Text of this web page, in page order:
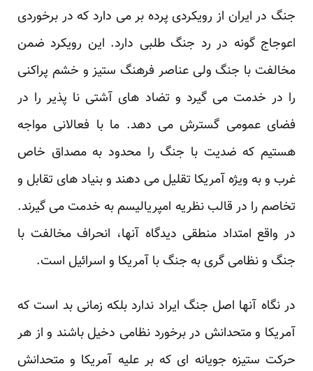
جنگ در ایران از رویکردی پرده بر می دارد که در برخوردی
اعوجاج گونه در رد جنگ طلبی دارد. این رویکرد ضمن
مخالفت با جنگ ولی عناصر فرهنگ ستیز و خشم پراکنی
را در خدمت می گیرد و تضاد های آشتی نا پذیر را در
فضای عمومی گسترش می دهد. ما با فعالانی مواجه
هستیم که ضدیت با جنگ را محدود به مصداق خاص
غرب و به ویژه آمریکا تقلیل می دهند و بنیاد های تقابل و
تخاصم را در قالب نظریه امپریالیسم به خدمت می گیرند.
در واقع امتداد منطقی دیدگاه آنها، انحراف مخالفت با
جنگ و نظامی گری به جنگ با آمریکا و اسرائیل است.
در نگاه آنها اصل جنگ ایراد ندارد بلکه زمانی بد است که
آمریکا و متحدانش در برخورد نظامی دخیل باشند و از هر
حرکت ستیزه جویانه ای که بر علیه آمریکا و متحدانش